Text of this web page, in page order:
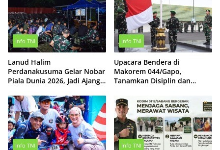
Info TNI
Lanud Halim
Perdanakusuma Gelar Nobar
Piala Dunia 2026, Jadi Ajang
Info TNI
Upacara Bendera di
Makorem 044/Gapo,
Tanamkan Disiplin dan
Prajurit
Info TNI Info TNI